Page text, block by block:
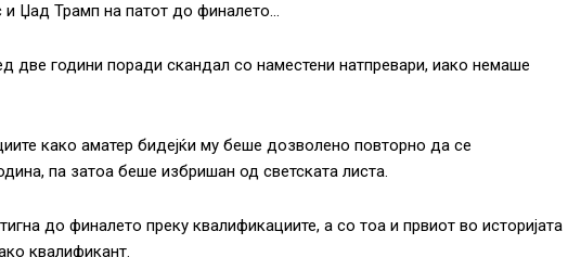
и Џад Трамп на патот до финалето…
две години поради скандал со наместени натпревари, иако немаше
како аматер бидејќи му беше дозволено повторно да се
па затоа беше избришан од светската листа.
до финалето преку квалификациите, а со тоа и првиот во историјата
квалификант.